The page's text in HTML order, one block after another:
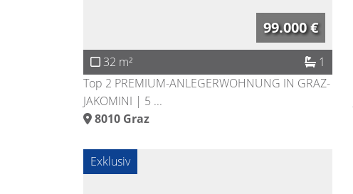
99.000 €
32 m²
1
Top 2 PREMIUM-ANLEGERWOHNUNG IN GRAZ-
JAKOMINI | 5 ...
8010 Graz
Exklusiv